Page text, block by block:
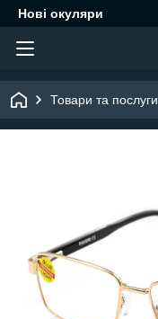
Нові окуляри
Товари та послуги